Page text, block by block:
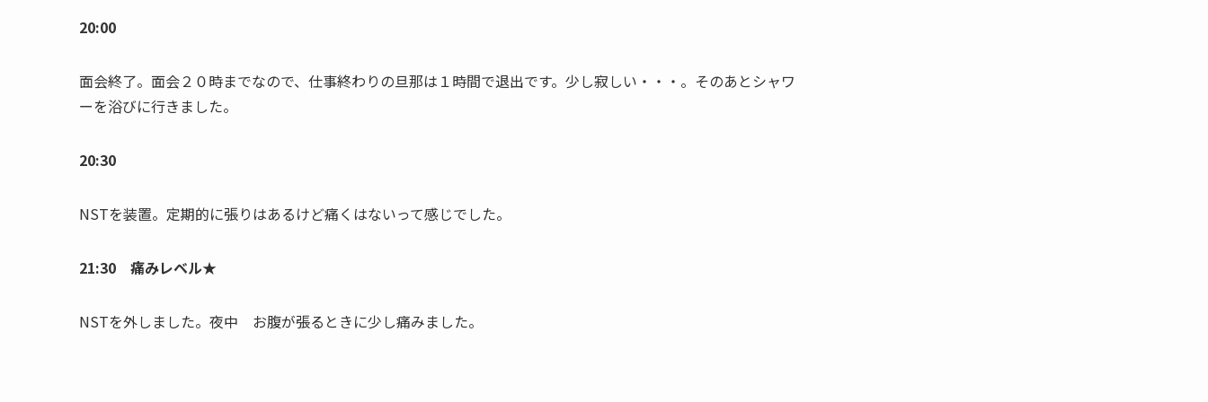
20:00
面会終了。面会２０時までなので、仕事終わりの旦那は１時間で退出です。少し寂しい・・・。そのあとシャワ
ーを浴びに行きました。
20:30
NSTを装置。定期的に張りはあるけど痛くはないって感じでした。
21:30 痛みレベル★
NSTを外しました。夜中 お腹が張るときに少し痛みました。